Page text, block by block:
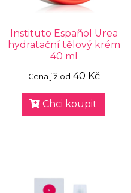
Instituto Español Urea
hydratační tělový krém
40 ml
Cena již od 40 Kč
Chci koupit